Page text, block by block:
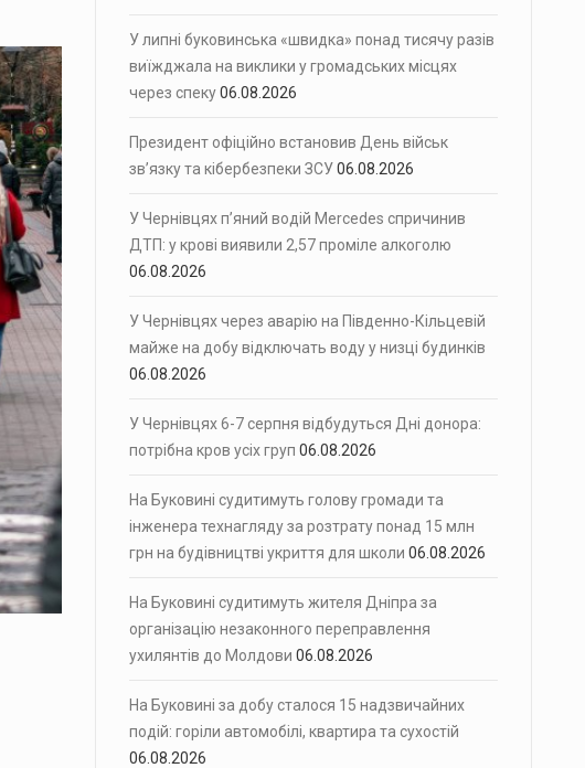
У липні буковинська «швидка» понад тисячу разів
виїжджала на виклики у громадських місцях
через спеку06.08.2026
Президент офіційно встановив День військ
зв’язку та кібербезпеки ЗСУ06.08.2026
У Чернівцях п’яний водій Mercedes спричинив
ДТП: у крові виявили 2,57 проміле алкоголю
06.08.2026
У Чернівцях через аварію на Південно-Кільцевій
майже на добу відключать воду у низці будинків
06.08.2026
У Чернівцях 6-7 серпня відбудуться Дні донора:
потрібна кров усіх груп 06.08.2026
На Буковині судитимуть голову громади та
інженера технагляду за розтрату понад 15 млн
грн на будівництві укриття для школи 06.08.2026
На Буковині судитимуть жителя Дніпра за
організацію незаконного переправлення
ухилянтів до Молдови 06.08.2026
На Буковині за добу сталося 15 надзвичайних
подій: горіли автомобілі, квартира та сухостій
06.08.2026